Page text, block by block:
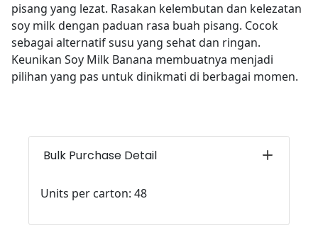
pisang yang lezat. Rasakan kelembutan dan kelezatan
soy milk dengan paduan rasa buah pisang. Cocok
sebagai alternatif susu yang sehat dan ringan.
Keunikan Soy Milk Banana membuatnya menjadi
pilihan yang pas untuk dinikmati di berbagai momen.
Bulk Purchase Detail
Units per carton: 48